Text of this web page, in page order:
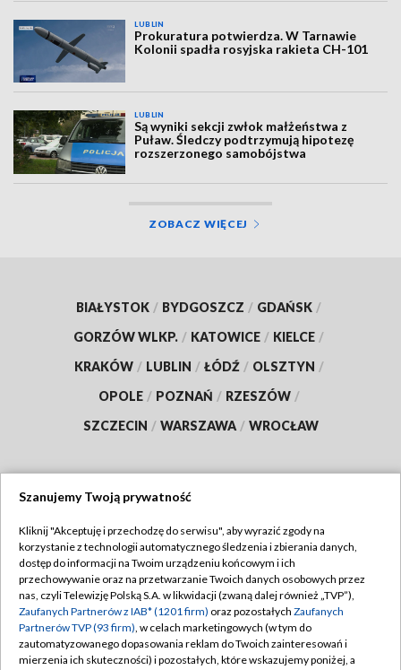
LUBLIN
Prokuratura potwierdza. W Tarnawie
Kolonii spadła rosyjska rakieta CH-101
LUBLIN
Są wyniki sekcji zwłok małżeństwa z
Puław. Śledczy podtrzymują hipotezę
rozszerzonego samobójstwa
ZOBACZ WIĘCEJ
BIAŁYSTOK / BYDGOSZCZ / GDAŃSK /
GORZÓW WLKP. / KATOWICE / KIELCE /
KRAKÓW / LUBLIN / ŁÓDŹ / OLSZTYN /
OPOLE / POZNAŃ / RZESZÓW /
SZCZECIN / WARSZAWA / WROCŁAW
TVP
Abonament TVP
Emisja w TVP
Centrum informacji TVP
Naziemna Telewizja Cyfrowa
Regulamin TVP
Polityka prywatności
Moje zgody
Szanujemy Twoją prywatność
Kliknij "Akceptuję i przechodzę do serwisu", aby wyrazić zgody na
korzystanie z technologii automatycznego śledzenia i zbierania danych,
dostęp do informacji na Twoim urządzeniu końcowym i ich
przechowywanie oraz na przetwarzanie Twoich danych osobowych przez
nas, czyli Telewizję Polską S.A. w likwidacji (zwaną dalej również „TVP”),
Zaufanych Partnerów z IAB* (1201 firm) oraz pozostałych Zaufanych
Partnerów TVP (93 firm), w celach marketingowych (w tym do
zautomatyzowanego dopasowania reklam do Twoich zainteresowań i
mierzenia ich skuteczności) i pozostałych, które wskazujemy poniżej, a